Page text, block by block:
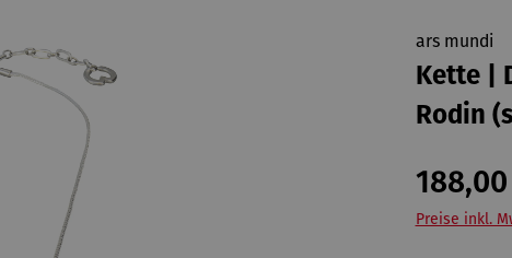
ars mundi
Kette |
Rodin
Preise inkl.